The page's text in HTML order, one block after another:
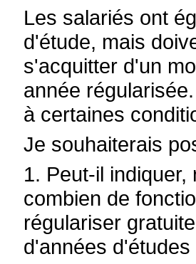
Les salariés ont
d'étude, mais
s'acquitter d'un
année
à certaines
Je souhaiterais
1. Peut-il
combien de
régulariser
d'années